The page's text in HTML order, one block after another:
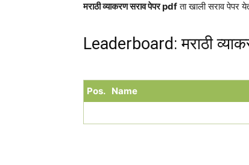
मराठी व्याकरण सराव पेपर pdfता खाली सराव पेपर
Leaderboard: मराठी
Pos. Name